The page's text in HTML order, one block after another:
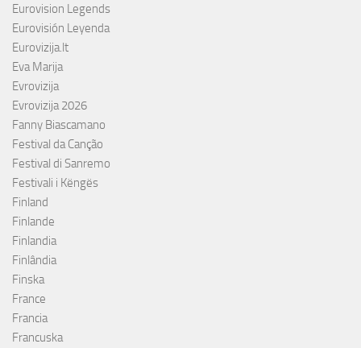
Eurovision Legends
Eurovisión Leyenda
Eurovizija.lt
Eva Marija
Evrovizija
Evrovizija 2026
Fanny Biascamano
Festival da Canção
Festival di Sanremo
Festivali i Këngës
Finland
Finlande
Finlandia
Finlândia
Finska
France
Francia
Francuska